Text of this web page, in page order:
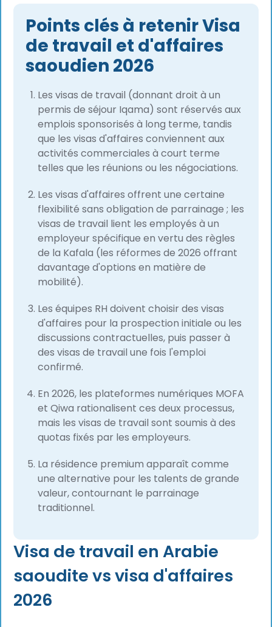
Points clés à retenir Visa
de travail et d'affaires
saoudien 2026
Les visas de travail (donnant droit à un
permis de séjour Iqama) sont réservés aux
emplois sponsorisés à long terme, tandis
que les visas d'affaires conviennent aux
activités commerciales à court terme
telles que les réunions ou les négociations.
Les visas d'affaires offrent une certaine
flexibilité sans obligation de parrainage ; les
visas de travail lient les employés à un
employeur spécifique en vertu des règles
de la Kafala (les réformes de 2026 offrant
davantage d'options en matière de
mobilité).
Les équipes RH doivent choisir des visas
d'affaires pour la prospection initiale ou les
discussions contractuelles, puis passer à
des visas de travail une fois l'emploi
confirmé.
En 2026, les plateformes numériques MOFA
et Qiwa rationalisent ces deux processus,
mais les visas de travail sont soumis à des
quotas fixés par les employeurs.
La résidence premium apparaît comme
une alternative pour les talents de grande
valeur, contournant le parrainage
traditionnel.
Visa de travail en Arabie
saoudite vs visa d'affaires
2026